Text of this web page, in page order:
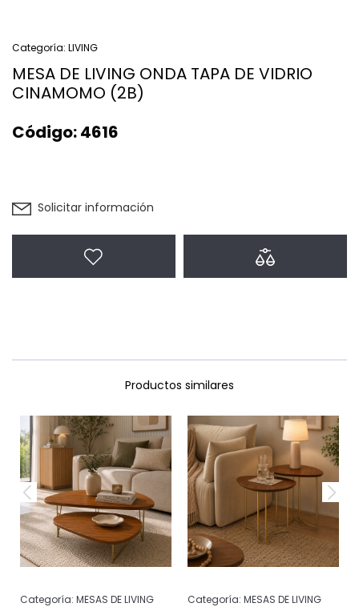
Categoría: LIVING
MESA DE LIVING ONDA TAPA DE VIDRIO
CINAMOMO (2B)
Código:4616
Solicitar información
Productos similares
Categoría: MESAS DE LIVING Categoría: MESAS DE LIVING